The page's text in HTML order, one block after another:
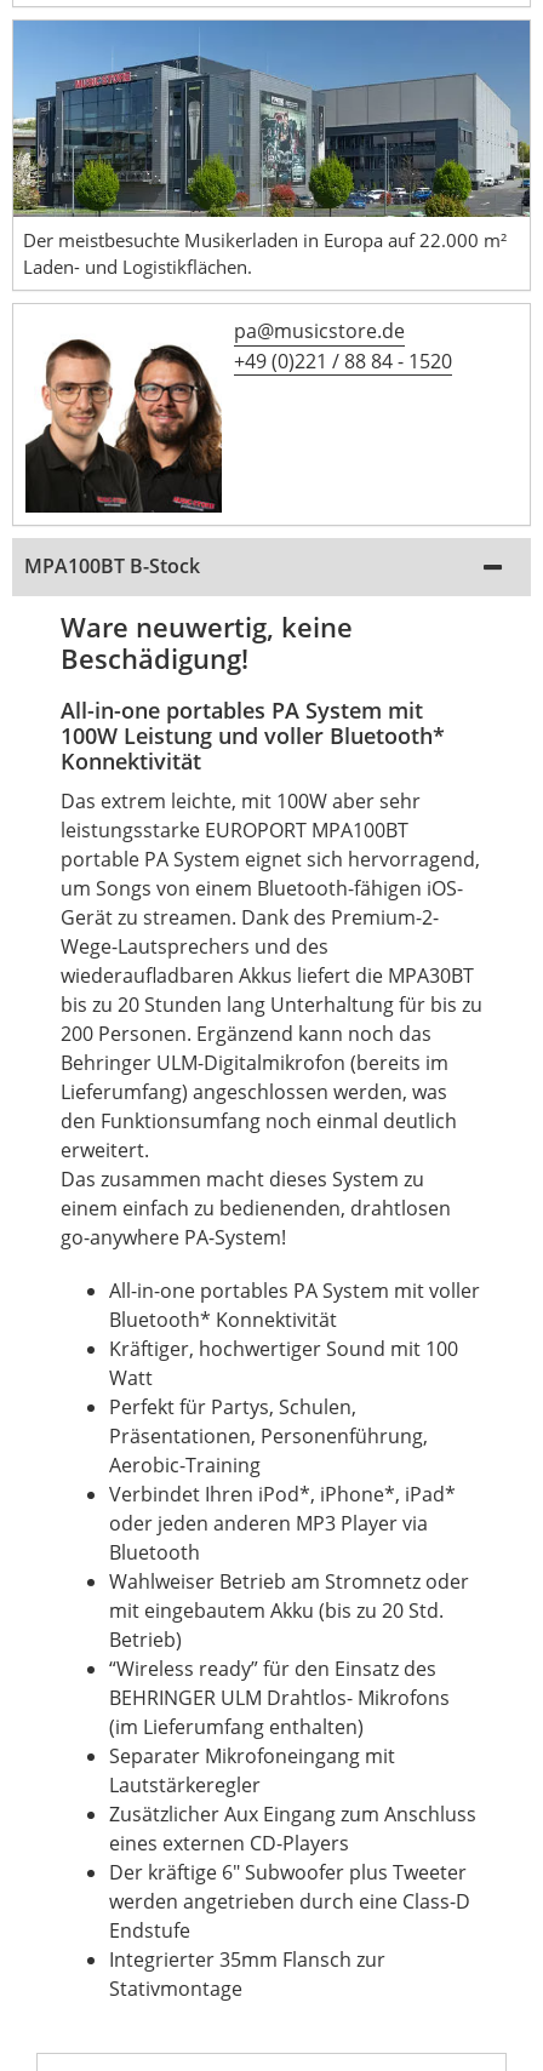
Der meistbesuchte Musikerladen in Europa auf 22.000 m²
Laden- und Logistikflächen.
pa@musicstore.de
+49 (0)221 / 88 84 - 1520
MPA100BT B-Stock
Ware neuwertig, keine
Beschädigung!
All-in-one portables PA System mit
100W Leistung und voller Bluetooth*
Konnektivität
Das extrem leichte, mit 100W aber sehr
leistungsstarke EUROPORT MPA100BT
portable PA System eignet sich hervorragend,
um Songs von einem Bluetooth-fähigen iOS-
Gerät zu streamen. Dank des Premium-2-
Wege-Lautsprechers und des
wiederaufladbaren Akkus liefert die MPA30BT
bis zu 20 Stunden lang Unterhaltung für bis zu
200 Personen. Ergänzend kann noch das
Behringer ULM-Digitalmikrofon (bereits im
Lieferumfang) angeschlossen werden, was
den Funktionsumfang noch einmal deutlich
erweitert.
Das zusammen macht dieses System zu
einem einfach zu bedienenden, drahtlosen
go-anywhere PA-System!
All-in-one portables PA System mit voller
Bluetooth* Konnektivität
Kräftiger, hochwertiger Sound mit 100
Watt
Perfekt für Partys, Schulen,
Präsentationen, Personenführung,
Aerobic-Training
Verbindet Ihren iPod*, iPhone*, iPad*
oder jeden anderen MP3 Player via
Bluetooth
Wahlweiser Betrieb am Stromnetz oder
mit eingebautem Akku (bis zu 20 Std.
Betrieb)
“Wireless ready” für den Einsatz des
BEHRINGER ULM Drahtlos- Mikrofons
(im Lieferumfang enthalten)
Separater Mikrofoneingang mit
Lautstärkeregler
Zusätzlicher Aux Eingang zum Anschluss
eines externen CD-Players
Der kräftige 6" Subwoofer plus Tweeter
werden angetrieben durch eine Class-D
Endstufe
Integrierter 35mm Flansch zur
Stativmontage